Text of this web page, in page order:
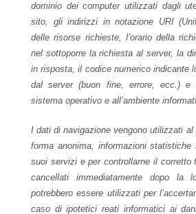
dominio dei computer utilizzati dagli
sito, gli indirizzi in notazione URI
delle risorse richieste, l’orario della
nel sottoporre la richiesta al server, la
in risposta, il codice numerico indicante
dal server (buon fine, errore, ecc.) e
sistema operativo e all’ambiente
I dati di navigazione vengono utilizzati
forma anonima, informazioni
suoi servizi e per controllarne il corretto
cancellati immediatamente dopo la
potrebbero essere utilizzati per
caso di ipotetici reati informatici ai